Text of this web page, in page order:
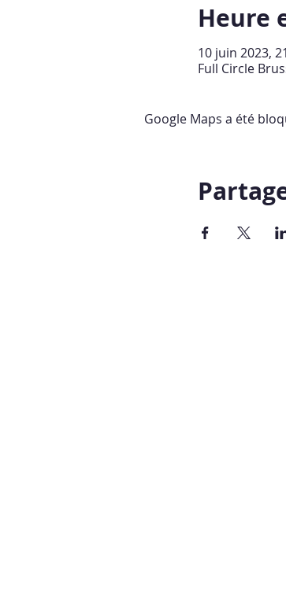
Heure
10 juin 2023,
Full Circle
Google Maps a été